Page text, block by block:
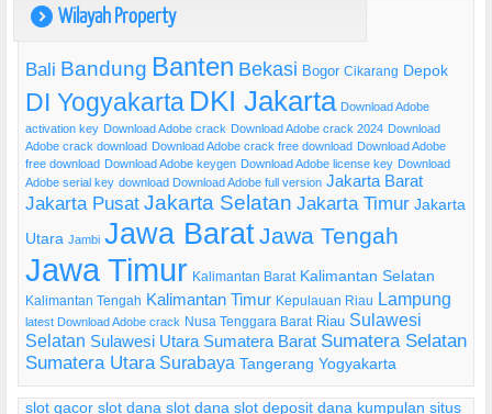
) Wilayah Property
Bali Bandung Banten Bekasi Bogor Cikarang Depok
DI Yogyakarta DKI Jakarta Download Adobe
activation key Download Adobe crack Download Adobe crack 2024 Download
Adobe crack download Download Adobe crack free download Download Adobe
free download Download Adobe keygen Download Adobe license key Download
Adobe serial key download Download Adobe full version Jakarta Barat
Jakarta Pusat Jakarta Selatan Jakarta Timur Jakarta
Utara Jambi Jawa BaratJawa Tengah
Jawa Timur Kalimantan Barat Kalimantan Selatan
Kalimantan Tengah Kalimantan Timur Kepulauan Riau Lampung
latest Download Adobe crack Nusa Tenggara Barat Riau Sulawesi
Selatan Sulawesi Utara Sumatera Barat Sumatera Selatan
Sumatera Utara Surabaya Tangerang Yogyakarta
slot gacor slot dana slot dana slot deposit dana kumpulan situs